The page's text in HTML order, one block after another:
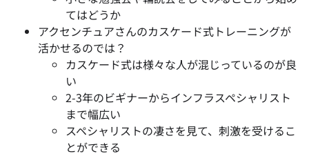
てはどうか
アクセンチュアさんのカスケード式トレーニングが
活かせるのでは？
カスケード式は様々な人が混じっているのが良
い
2-3年のビギナーからインフラスペシャリスト
まで幅広い
スペシャリストの凄さを見て、刺激を受けるこ
とができる